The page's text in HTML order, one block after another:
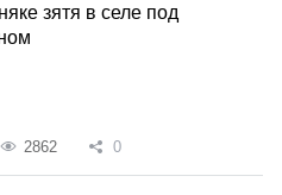
зятя в селе под
2862 0